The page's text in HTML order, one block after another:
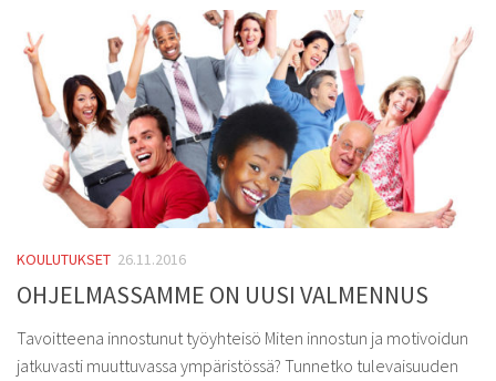
KOULUTUKSET 26.11.2016
OHJELMASSAMME ON UUSI VALMENNUS
Tavoitteena innostunut työyhteisö Miten innostun ja motivoidun
jatkuvasti muuttuvassa ympäristössä? Tunnetko tulevaisuuden